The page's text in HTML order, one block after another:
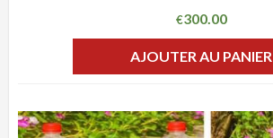
€300.00
AJOUTER AU PANIER